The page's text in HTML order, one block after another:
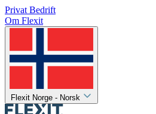
Privat Bedrift
Om Flexit
Flexit Norge - Norsk